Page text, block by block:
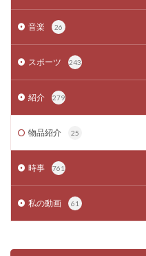
音楽 26
スポーツ 243
紹介 279
物品紹介 25
時事 761
私の動画 61